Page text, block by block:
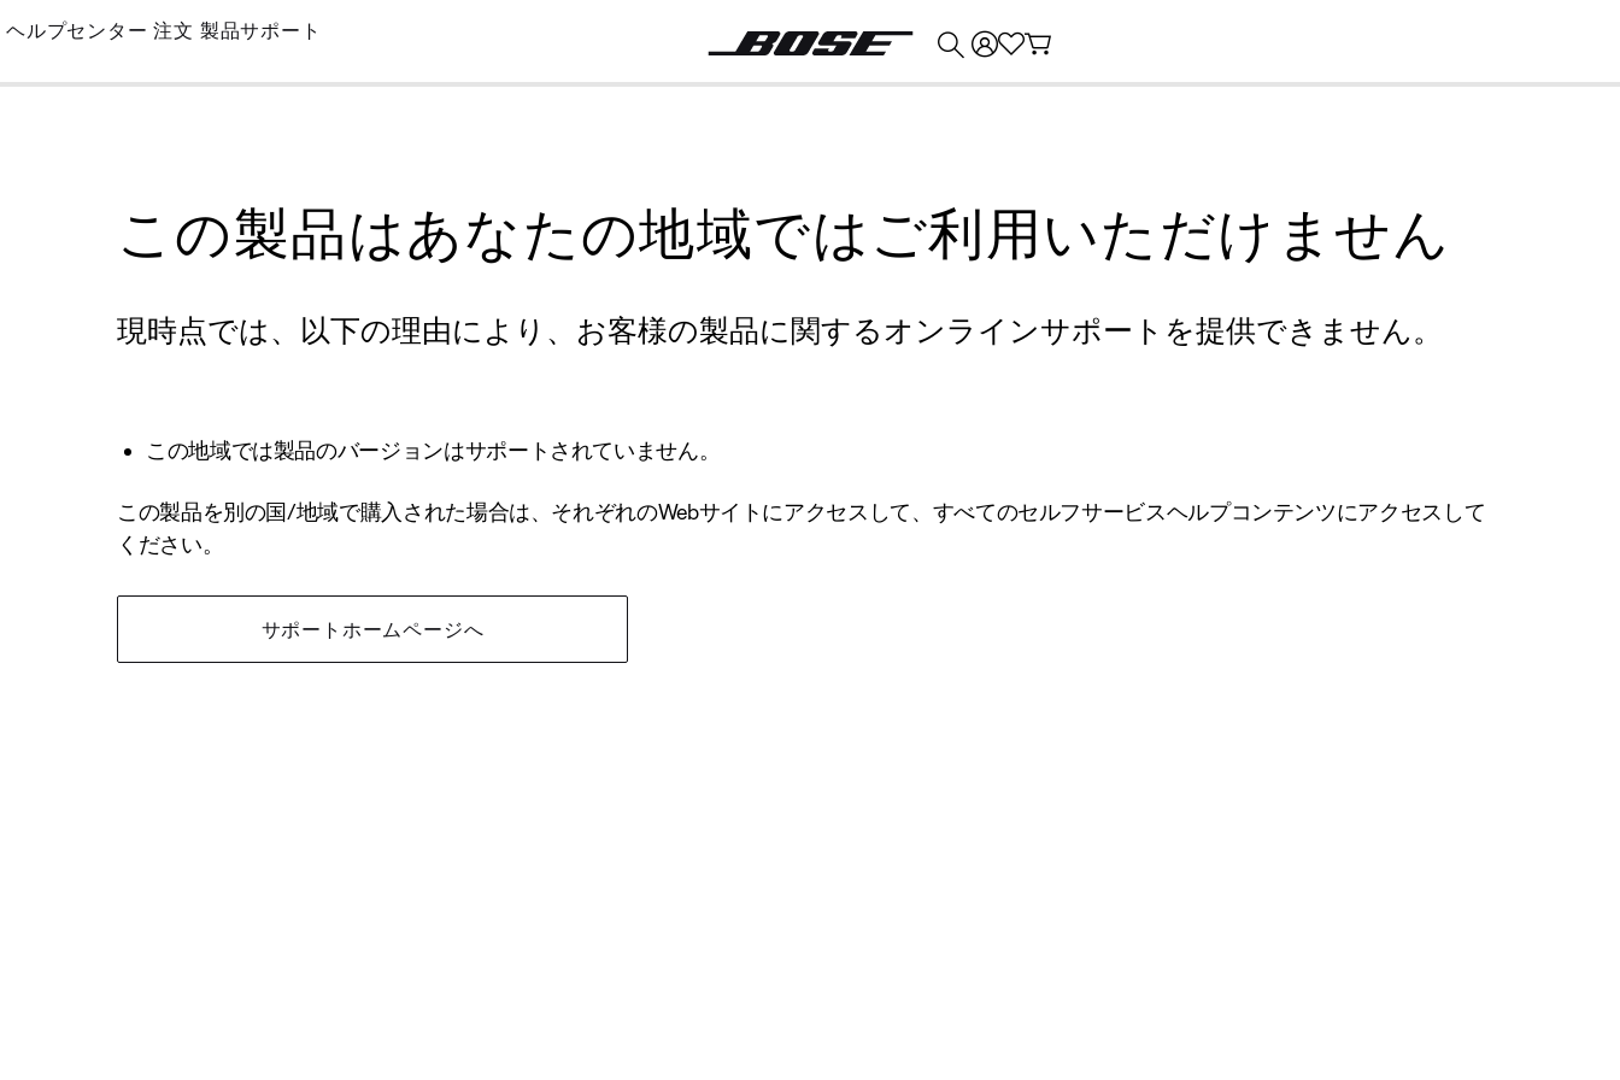
Skip
Main
ヘルプセンター 注文 製品サポート
この製品はあなたの地域ではご利用いただけません
現時点では、以下の理由により、お客様の製品に関するオンラインサポートを提供できません。
この地域では製品のバージョンはサポートされていません。
この製品を別の国/地域で購入された場合は、それぞれのWebサイトにアクセスして、すべてのセルフサービスヘルプコンテンツにアクセスして
ください。
サポートホームページへ